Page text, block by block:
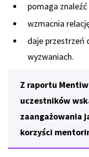
pomaga znaleźć
wzmacnia
daje przestrzeń
wyzwaniach.
Z raportu
uczestników
zaangażowania
korzyści